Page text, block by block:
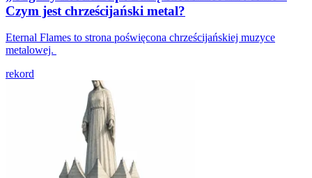
Czym jest chrześcijański metal?
Eternal Flames to strona poświęcona chrześcijańskiej muzyce
metalowej.
rekord